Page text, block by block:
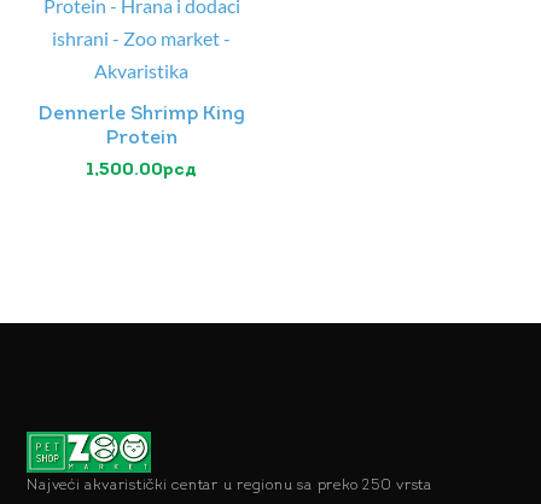
Dennerle Shrimp King
Protein
1,500.00рсд
Najveći akvaristički centar u regionu sa preko 250 vrsta